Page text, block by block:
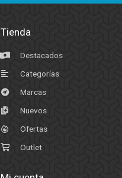
Tienda
Destacados
Categorías
Marcas
Nuevos
Ofertas
Outlet